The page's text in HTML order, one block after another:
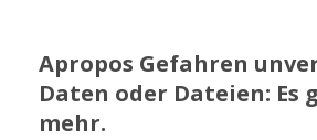
Apropos Gefahren
Daten oder Dateien: Es
mehr.